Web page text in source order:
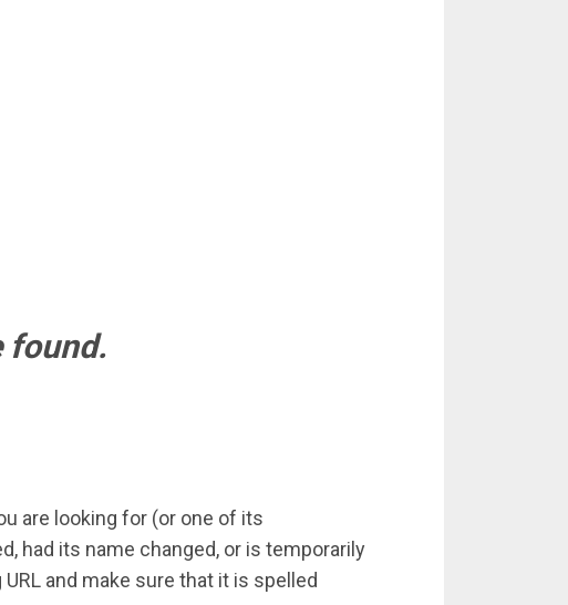
found.
are looking for (or one of its
had its name changed, or is temporarily
and make sure that it is spelled